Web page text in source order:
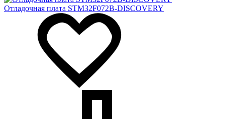
Отладочная плата STM32F072B-DISCOVERY